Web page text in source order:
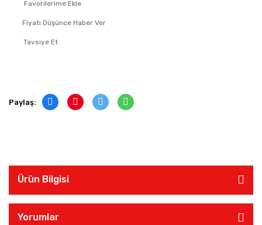
Fiyatı Düşünce Haber Ver
Tavsiye Et
Paylaş:
Ürün Bilgisi
Yorumlar